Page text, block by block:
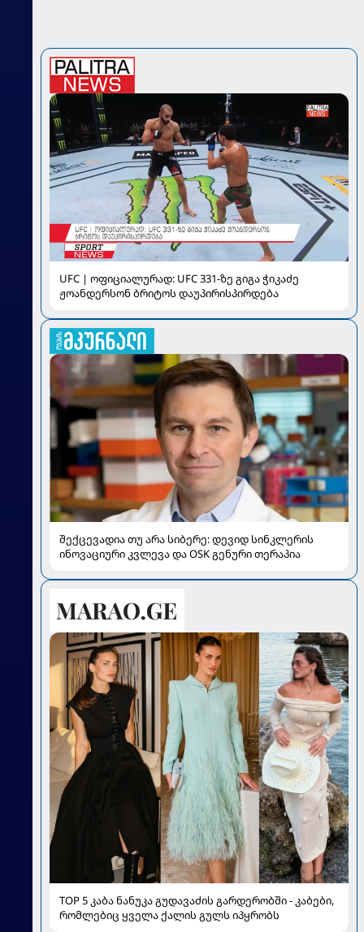
UFC | ოფიციალურად: UFC 331-ზე გიგა ჭიკაძე
ჟოანდერსონ ბრიტოს დაუპირისპირდება
შექცევადია თუ არა სიბერე: დევიდ სინკლერის
ინოვაციური კვლევა და OSK გენური თერაპია
TOP 5 კაბა ნანუკა გუდავაძის გარდერობში - კაბები,
რომლებიც ყველა ქალის გულს იპყრობს